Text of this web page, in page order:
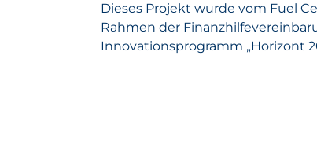
Dieses Projekt wurde vom Fuel
Rahmen der
Innovationsprogramm „Horizont